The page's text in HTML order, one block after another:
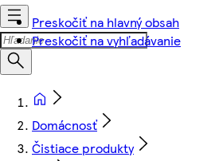
Preskočiť na hlavný obsah
Preskočiť na vyhľadávanie
Domácnosť
Čistiace produkty